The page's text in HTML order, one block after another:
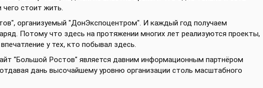
чего стоит жить.
организуемый "ДонЭкспоцентром". И каждый год получаем
Потому что здесь на протяжении многих лет реализуются проекты,
у тех, кто побывал здесь.
"Большой Ростов" является давним информационным партнёром
дань высочайшему уровню организации столь масштабного